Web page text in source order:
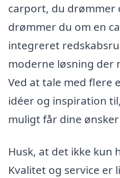
carport, du drømmer
drømmer du om en
integreret
moderne løsning der
Ved at tale med flere
idéer og inspiration
muligt får dine
Husk, at det ikke kun
Kvalitet og service er